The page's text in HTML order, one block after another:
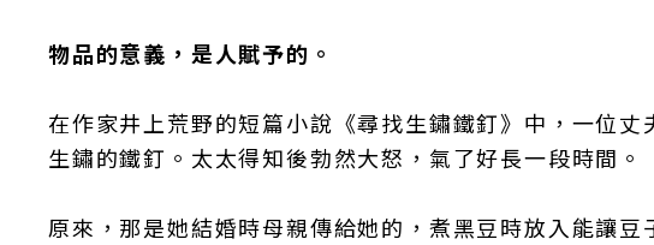
物品的意義，是人賦予的。
在作家井上荒野的短篇小說《尋找生鏽鐵釘》中，一位
生鏽的鐵釘。太太得知後勃然大怒，氣了好長一段時間。
原來，那是她結婚時母親傳給她的，煮黑豆時放入能讓